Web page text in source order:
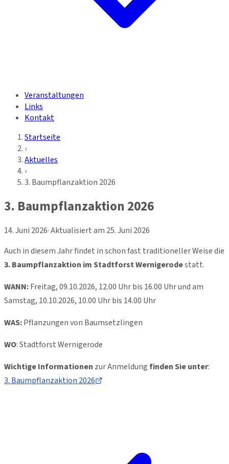
Veranstaltungen
Links
Kontakt
Startseite
›
Aktuelles
›
3. Baumpflanzaktion 2026
3. Baumpflanzaktion 2026
14. Juni 2026· Aktualisiert am 25. Juni 2026
Auch in diesem Jahr findet in schon fast traditioneller Weise die
3. Baumpflanzaktion im Stadtforst Wernigerodestatt.
WANN:Freitag, 09.10.2026, 12.00 Uhr bis 16.00 Uhr und am
Samstag, 10.10.2026, 10.00 Uhr bis 14.00 Uhr
WAS:Pflanzungen von Baumsetzlingen
WO: Stadtforst Wernigerode
Wichtige Informationen zur Anmeldungfinden Sie unter:
3. Baumpflanzaktion 2026